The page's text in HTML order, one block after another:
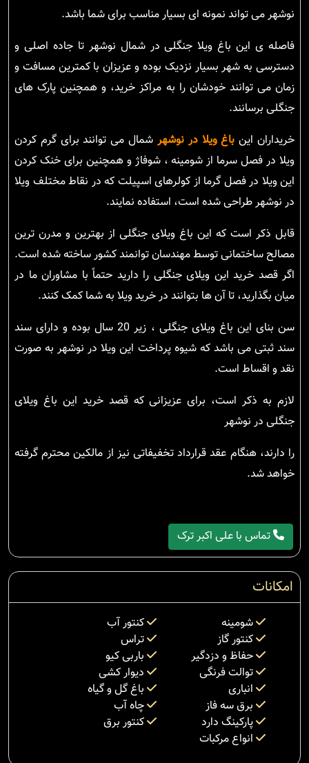
نوشهر می تواند نمونه ای بسیار مناسب برای شما باشد.
فاصله ی این باغ ویلا جنگلی در شمال نوشهر تا جاده اصلی و
دسترسی به شهر بسیار نزدیک بوده و عزیزان با کمترین مسافت و
زمان می توانند خودشان را به مراکز خرید، و همچنین پارک های
جنگلی برسانند.
خریداران این باغ ویلا در نوشهر شمال می توانند برای گرم کردن
ویلا در فصل سرما از شومینه ، شوفاژ و همچنین برای خنک کردن
این ویلا در فصل گرما از کولرهای اسپیلت که در نقاط مختلف ویلا
در نوشهر طراحی شده است، استفاده نمایند.
قابل ذکر است که این باغ ویلای جنگلی از بهترین و مدرن ترین
مصالح ساختمانی توسط مهندسان توانمند کشور ساخته شده است.
اگر قصد خرید این ویلای جنگلی را دارید حتماً با مشاوران ما در
میان بگذارید، تا آن ها بتوانند در خرید ویلا به شما کمک کنند.
سن بنای این باغ ویلای جنگلی ، زیر 20 سال بوده و دارای سند
سند ثبتی می باشد که شیوه پرداخت این ویلا در نوشهر به صورت
نقد و اقساط است.
لازم به ذکر است، برای عزیزانی که قصد خرید این باغ ویلای
جنگلی در نوشهر
را دارند، هنگام عقد قرارداد تخفیفاتی نیز از مالکین محترم گرفته
خواهد شد.
تماس با علی اکبر ترک
امکانات
شومینه
کنتور آب
کنتور گاز
تراس
حفاظ و دزدگیر
باربی کیو
توالت فرنگی
دیوار کشی
انباری
باغ گل و گیاه
برق سه فاز
چاه آب
پارکینگ دارد
کنتور برق
انواع مرکبات